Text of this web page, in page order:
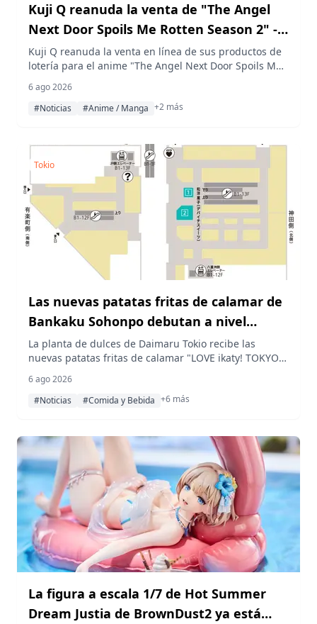
Kuji Q reanuda la venta de "The Angel
Next Door Spoils Me Rotten Season 2" -
Un momento matutino, tras la gran
demanda
Kuji Q reanuda la venta en línea de sus productos de
lotería para el anime "The Angel Next Door Spoils Me
hasta el 31 de agosto, debido a la gran demanda tras
su lanzamiento en febrero.
6 ago 2026
#Noticias
#Anime / Manga +2 más
Tokio
Las nuevas patatas fritas de calamar de
Bankaku Sohonpo debutan a nivel
nacional en Daimaru Tokio
La planta de dulces de Daimaru Tokio recibe las
nuevas patatas fritas de calamar "LOVE ikaty! TOKYO"
a nivel nacional, junto con las patatas fritas de gamba
"LOVE ebby! TOKYO", exclusivas de la tienda temporal,
6 ago 2026
#Noticias
#Comida y Bebida +6 más
La figura a escala 1/7 de Hot Summer
Dream Justia de BrownDust2 ya está